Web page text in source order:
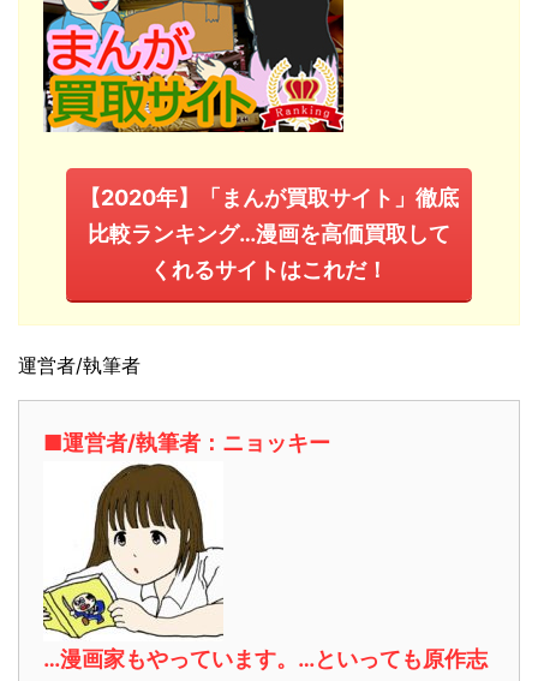
【2020年】「まんが買取サイト」徹底
比較ランキング…漫画を高価買取して
くれるサイトはこれだ！
運営者/執筆者
■運営者/執筆者：ニョッキー
…漫画家もやっています。…といっても原作志